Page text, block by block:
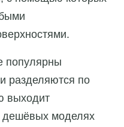
популярны
разделяются по
выходит
дешёвых моделях